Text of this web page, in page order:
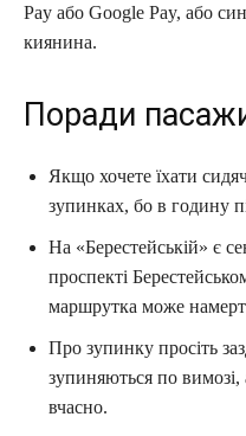
Pay або Google Pay, або
киянина.
Поради
Якщо хочете їхати
зупинках, бо в годину
На «Берестейській» є
проспекті
маршрутка може
Про зупинку просіть
зупиняються по
вчасно.